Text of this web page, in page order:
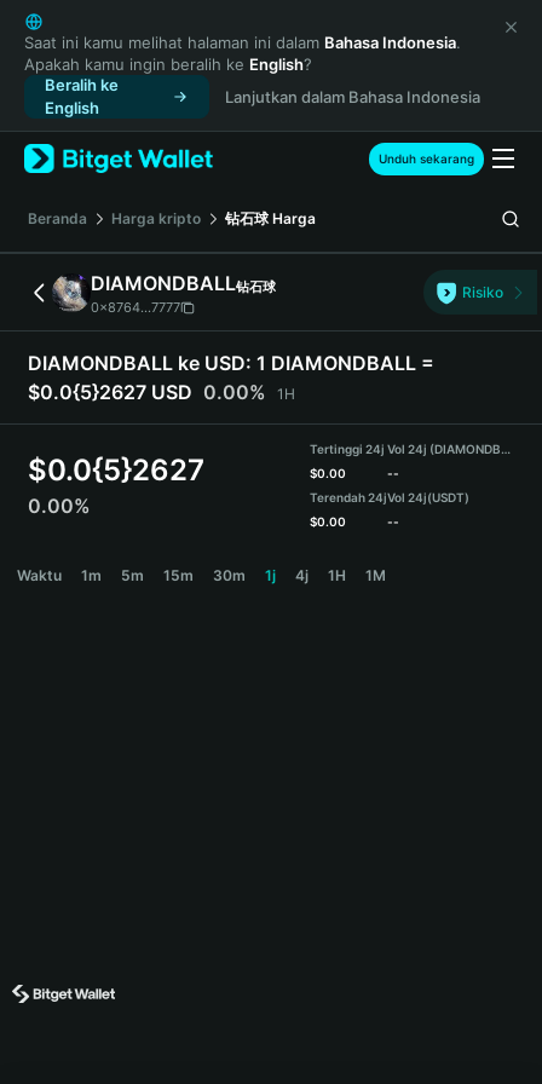
English
日本語
Tiếng Việt
Русский
Español (Latinoamérica)
Türkçe
Français
Deutsch
简体中文
繁體中文
Português (Portugal)
Bahasa Indonesia
ภาษาไทย
हिन्दी
Español
Português (Brasil)
Saat ini kamu melihat halaman ini dalam Bahasa Indonesia.
Apakah kamu ingin beralih ke English?
Beralih ke
English
Lanjutkan dalam Bahasa Indonesia
Unduh sekarang
Beranda Harga kripto 钻石球 Harga
DIAMONDBALL钻石球
0x8764...7777
Risiko
DIAMONDBALL ke USD: 1 DIAMONDBALL =
$0.0{5}2627 USD 0.00% 1H
$0.0{5}2627
0.00%
Tertinggi 24j
$0.00
Terendah 24j
$0.00
Vol 24j (DIAMONDBALL)
--
Vol 24j(USDT)
--
Waktu 1m 5m 15m 30m 1j 4j 1H 1M